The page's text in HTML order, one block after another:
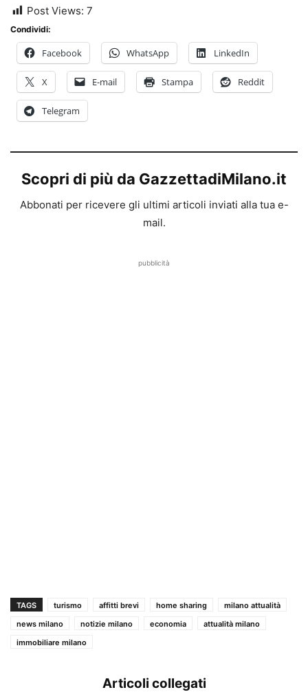
Post Views: 7
Condividi:
Facebook WhatsApp LinkedIn
X E-mail Stampa Reddit
Telegram
Scopri di più da GazzettadiMilano.it
Abbonati per ricevere gli ultimi articoli inviati alla tua e-
mail.
pubblicità
TAGS turismo affitti brevi home sharing
milano attualità
news milano
notizie milano economia
attualità milano
immobiliare milano
Articoli collegati